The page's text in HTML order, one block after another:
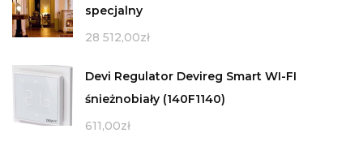
specjalny
28 512,00zł
Devi Regulator Devireg Smart WI-FI
śnieżnobiały (140F1140)
611,00zł